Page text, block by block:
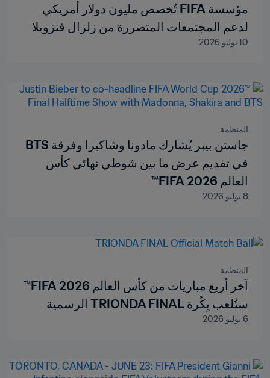
مؤسسة FIFA تُخصص مليون دولار أمريكي
لدعم المجتمعات المتضررة من زلزال فنزويلا
10 يوليو 2026
المنظمة
جاستن بيبر يُشارك مادونا وشاكيرا وفرقة BTS
في تقديم عرض ما بين شوطي نهائي كأس
العالم 2026 FIFA™
8 يوليو 2026
المنظمة
آخر أربع مباريات من كأس العالم 2026 FIFA™
ستُلعب بِكُرة TRIONDA FINAL الرسمية
6 يوليو 2026